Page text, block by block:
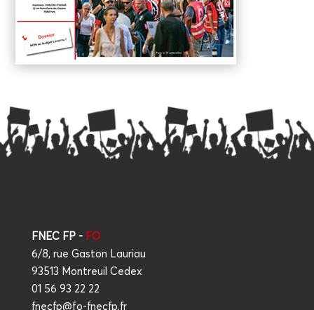
FNEC FP -FO
6/8, rue Gaston Lauriau
93513 Montreuil Cedex
01 56 93 22 22
fnecfp@fo-fnecfp.fr